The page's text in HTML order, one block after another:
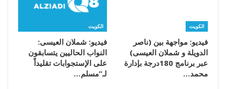
الكويت
فيديو: مواجهة بين (ناصر
الدويلة و شملان العيسى)
عبر برنامج 180درجة بإدارة
محمد…
الكويت
فيديو: شملان العيسى:
النواب الحاليين يتسابقون
على الإستجوابات تقليداً
لـ”مسلم…